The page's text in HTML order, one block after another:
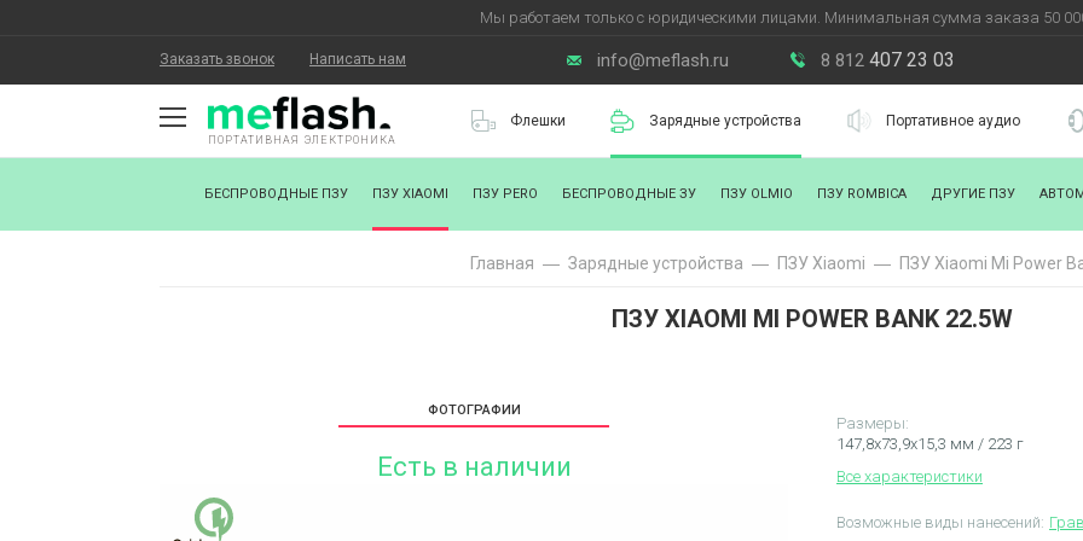
Мы работаем только с юридическими лицами. Минимальная сумма заказа 50
Заказать звонок Написать нам info@meflash.ru 8 812407 23 03
КАК КУПИТЬ
ПОРТАТИВНАЯ ЭЛЕКТРОНИКА
Флешки Зарядные устройства Портативное аудио
БЕСПРОВОДНЫЕ ПЗУ ПЗУ XIAOMI ПЗУ PERO БЕСПРОВОДНЫЕ ЗУ ПЗУ OLMIO ПЗУ ROMBICA ДРУГИЕ ПЗУ
Главная Зарядные уcтройства ПЗУ Xiaomi ПЗУ Xiaomi Mi Power
ПЗУ XIAOMI MI POWER BANK 22.5W
ФОТОГРАФИИ
Есть в наличии
Размеры:
147,8х73,9х15,3 мм / 223 г
Все характеристики
Возможные виды нанесений: